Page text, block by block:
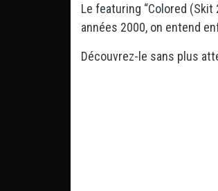
Le featuring “Colored
années 2000, on entend
Découvrez-le sans plus